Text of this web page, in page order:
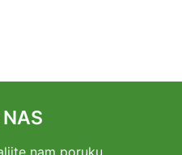
nam poruku